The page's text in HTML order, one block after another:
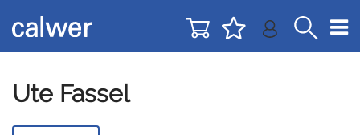
zur
Navigation
zum
Inhalt
Ute Fassel